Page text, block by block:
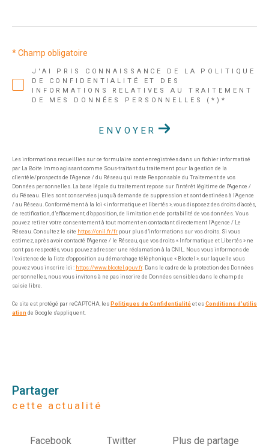
J'AI PRIS CONNAISSANCE DE LA POLITIQUE
DE CONFIDENTIALITÉ ET DES
INFORMATIONS RELATIVES AU TRAITEMENT
DE MES DONNÉES PERSONNELLES (*)*
* Champ obligatoire
ENVOYER
Les informations recueillies sur ce formulaire sont enregistrées dans un fichier informatisé
par La Boite Immo agissant comme Sous-traitant du traitement pour la gestion de la
clientèle/prospects de l'Agence / du Réseau qui reste Responsable du Traitement de vos
Données personnelles. La base légale du traitement repose sur l'intérêt légitime de l'Agence /
du Réseau. Elles sont conservées jusqu'à demande de suppression et sont destinées à l'Agence
/ au Réseau. Conformément à la loi « informatique et libertés », vous disposez des droits d’accès,
de rectification, d’effacement, d’opposition, de limitation et de portabilité de vos données. Vous
pouvez retirer votre consentement à tout moment en contactant directement l’Agence / Le
Réseau. Consultez le site https://cnil.fr/fr pour plus d’informations sur vos droits. Si vous
estimez, après avoir contacté l'Agence / le Réseau, que vos droits « Informatique et Libertés » ne
sont pas respectés, vous pouvez adresser une réclamation à la CNIL. Nous vous informons de
l’existence de la liste d'opposition au démarchage téléphonique « Bloctel », sur laquelle vous
pouvez vous inscrire ici : https://www.bloctel.gouv.fr. Dans le cadre de la protection des Données
personnelles, nous vous invitons à ne pas inscrire de Données sensibles dans le champ de
saisie libre.
Ce site est protégé par reCAPTCHA, les Politiques de Confidentialité et es Conditions d'utilis
ation de Google s'appliquent.
partager
cette actualité
Facebook Twitter Plus de partage